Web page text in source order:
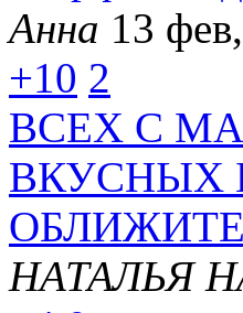
Анна 13
+10 2
ВСЕХ С
ВКУСНЫХ
НАТАЛЬЯ